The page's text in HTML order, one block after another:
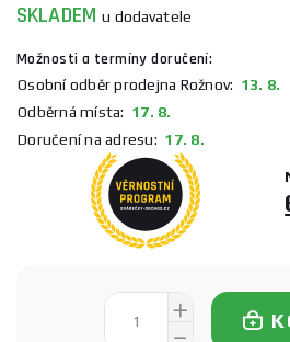
SKLADEMu dodavatele
Možnosti a termíny doručení:
Osobní odběr prodejna Rožnov: 13. 8.
Odběrná místa: 17. 8.
Doručení na adresu: 17. 8.